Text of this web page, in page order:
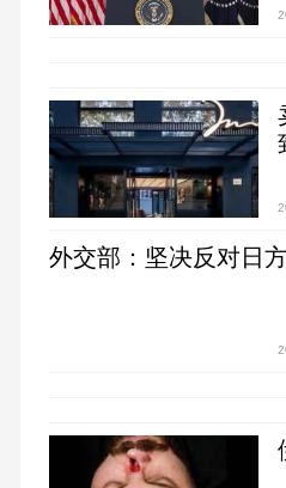
外交部：坚决反对日